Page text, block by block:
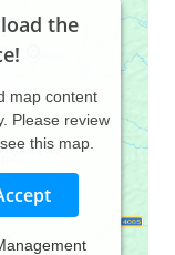
the
map content
Please review
this map.